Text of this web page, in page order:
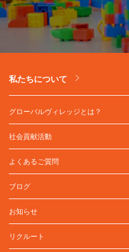
私たちについて
グローバルヴィレッジとは？
社会貢献活動
よくあるご質問
ブログ
お知らせ
リクルート